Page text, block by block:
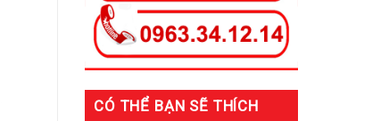
CÓ THỂ BẠN SẼ THÍCH